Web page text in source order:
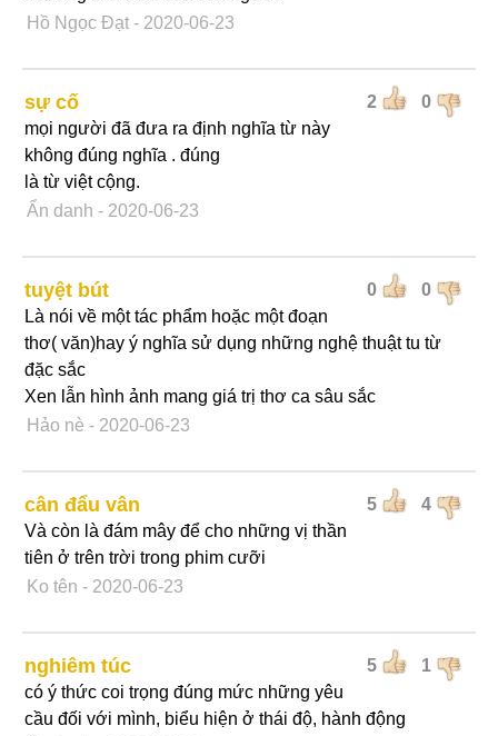
Hồ Ngọc Đạt - 2020-06-23
2 0
sự cố
mọi người đã đưa ra định nghĩa từ này
không đúng nghĩa . đúng
là từ việt cộng.
Ẩn danh - 2020-06-23
0 0
tuyệt bút
Là nói về một tác phẩm hoặc một đoạn
thơ( văn)hay ý nghĩa sử dụng những nghệ thuật tu từ
đặc sắc
Xen lẫn hình ảnh mang giá trị thơ ca sâu sắc
Hảo nè - 2020-06-23
5 4
cân đẩu vân
Và còn là đám mây để cho những vị thần
tiên ở trên trời trong phim cưỡi
Ko tên - 2020-06-23
5 1
nghiêm túc
có ý thức coi trọng đúng mức những yêu
cầu đối với mình, biểu hiện ở thái độ, hành động